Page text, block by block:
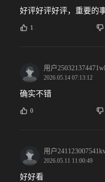
好评好评好评，重要的
1
用户
2026.05.14 07:13:12
确实不错
0
用户
2026.05.11 11:00:49
好好看